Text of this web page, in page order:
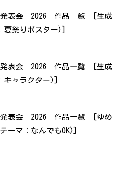
発表会 2026 作品一覧 [生成
夏祭りポスター)]
発表会 2026 作品一覧 [生成
キャラクター)]
発表会 2026 作品一覧 [ゆめ
ーマ：なんでもOK)]